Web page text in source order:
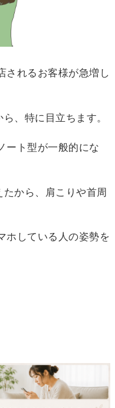
されるお客様が急増し
、特に目立ちます。
ート型が一般的にな
から、肩こりや首周
ホしている人の姿勢を